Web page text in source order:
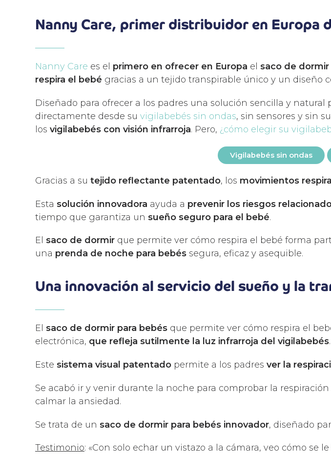
Nanny Care, primer distribuidor en Europa
Nanny Care es el primero en ofrecer en Europa el saco de dormir
respira el bebé gracias a un tejido transpirable único y un diseño
Diseñado para ofrecer a los padres una solución sencilla y natural
directamente desde su vigilabebés sin ondas, sin sensores y sin
los vigilabebés con visión infrarroja. Pero, ¿cómo elegir su
Vigilabebés sin ondas
Gracias a su tejido reflectante patentado, los movimientos
Esta solución innovadora ayuda a prevenir los riesgos
tiempo que garantiza un sueño seguro para el bebé.
El saco de dormir que permite ver cómo respira el bebé forma
una prenda de noche para bebés segura, eficaz y asequible.
Una innovación al servicio del sueño y la
El saco de dormir para bebés que permite ver cómo respira el
electrónica, que refleja sutilmente la luz infrarroja del vigilabebés.
Este sistema visual patentado permite a los padres ver la
Se acabó ir y venir durante la noche para comprobar la
calmar la ansiedad.
Se trata de un saco de dormir para bebés innovador, diseñado
Testimonio: «Con solo echar un vistazo a la cámara, veo cómo se